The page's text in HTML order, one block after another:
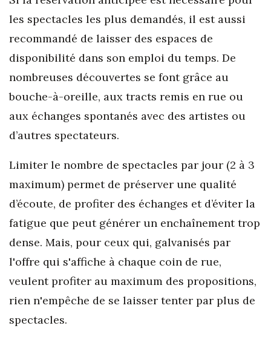
les spectacles les plus demandés, il est aussi
recommandé de laisser des espaces de
disponibilité dans son emploi du temps. De
nombreuses découvertes se font grâce au
bouche-à-oreille, aux tracts remis en rue ou
aux échanges spontanés avec des artistes ou
d’autres spectateurs.
Limiter le nombre de spectacles par jour (2 à 3
maximum) permet de préserver une qualité
d’écoute, de profiter des échanges et d’éviter la
fatigue que peut générer un enchaînement trop
dense. Mais, pour ceux qui, galvanisés par
l'offre qui s'affiche à chaque coin de rue,
veulent profiter au maximum des propositions,
rien n'empêche de se laisser tenter par plus de
spectacles.